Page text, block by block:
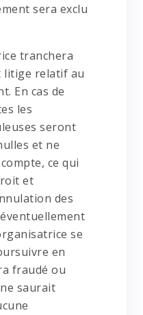
sera exclu
tranchera
litige relatif au
En cas de
les
seront
et ne
ce qui
et
des
se
en
fraudé ou
saurait